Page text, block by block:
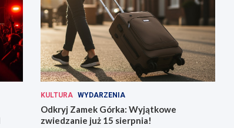
KULTURA WYDARZENIA
Odkryj Zamek Górka: Wyjątkowe
zwiedzanie już 15 sierpnia!